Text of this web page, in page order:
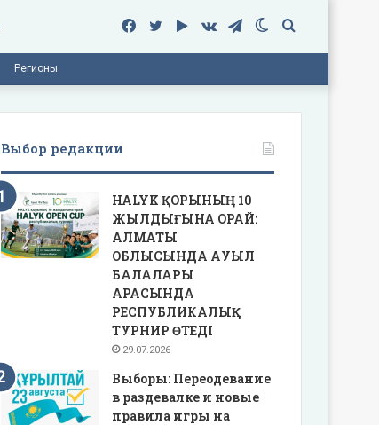
Поиск
Switch
Telegram
vk.com
Google
Twitter
Facebook
Регионы
Выбор редакции
HALYK ҚОРЫНЫҢ 10
ЖЫЛДЫҒЫНА ОРАЙ:
АЛМАТЫ
ОБЛЫСЫНДА АУЫЛ
БАЛАЛАРЫ
АРАСЫНДА
РЕСПУБЛИКАЛЫҚ
ТУРНИР ӨТЕДІ
29.07.2026
Выборы: Переодевание
в раздевалке и новые
правила игры на